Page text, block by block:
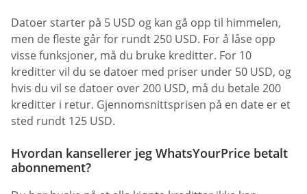
Datoer starter på 5 USD og kan gå opp til himmelen,
men de fleste går for rundt 250 USD. For å låse opp
visse funksjoner, må du bruke kreditter. For 10
kreditter vil du se datoer med priser under 50 USD, og
hvis du vil se datoer over 200 USD, må du betale 200
kreditter i retur. Gjennomsnittsprisen på en date er et
sted rundt 125 USD.
Hvordan kansellerer jeg WhatsYourPrice betalt
abonnement?